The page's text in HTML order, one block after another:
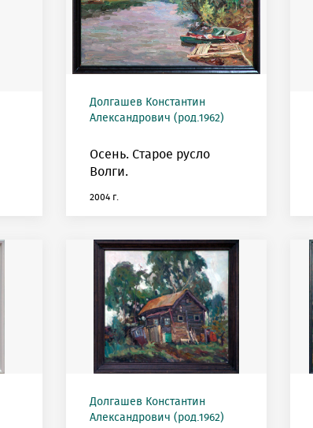
Долгашев Константин
Александрович (род.1962)
Осень. Старое русло
Волги.
2004 г.
Долгашев Константин
Александрович (род.1962)